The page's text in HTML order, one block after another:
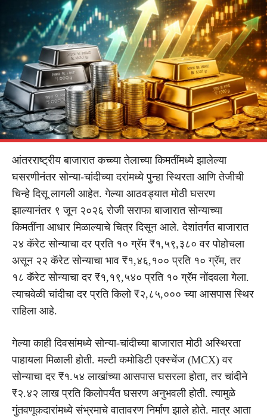
आंतरराष्ट्रीय बाजारात कच्च्या तेलाच्या किमतींमध्ये झालेल्या
घसरणीनंतर सोन्या-चांदीच्या दरांमध्ये पुन्हा स्थिरता आणि तेजीची
चिन्हे दिसू लागली आहेत. गेल्या आठवड्यात मोठी घसरण
झाल्यानंतर ९ जून २०२६ रोजी सराफा बाजारात सोन्याच्या
किमतींना आधार मिळाल्याचे चित्र दिसून आले. देशांतर्गत बाजारात
२४ कॅरेट सोन्याचा दर प्रति १० ग्रॅम ₹१,५९,३८० वर पोहोचला
असून २२ कॅरेट सोन्याचा भाव ₹१,४६,१०० प्रति १० ग्रॅम, तर
१८ कॅरेट सोन्याचा दर ₹१,१९,५४० प्रति १० ग्रॅम नोंदवला गेला.
त्याचवेळी चांदीचा दर प्रति किलो ₹२,८५,००० च्या आसपास स्थिर
राहिला आहे.
गेल्या काही दिवसांमध्ये सोन्या-चांदीच्या बाजारात मोठी अस्थिरता
पाहायला मिळाली होती. मल्टी कमोडिटी एक्स्चेंज (MCX) वर
सोन्याचा दर ₹१.५४ लाखांच्या आसपास घसरला होता, तर चांदीने
₹२.४२ लाख प्रति किलोपर्यंत घसरण अनुभवली होती. त्यामुळे
गुंतवणूकदारांमध्ये संभ्रमाचे वातावरण निर्माण झाले होते. मात्र आता